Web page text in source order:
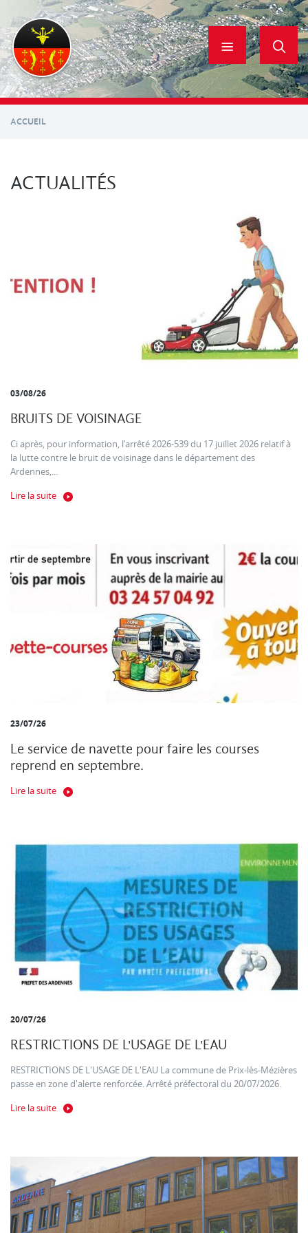
contenu
principal
ACCUEIL
ACTUALITÉS
03/08/26
BRUITS DE VOISINAGE
Ci après, pour information, l’arrêté 2026-539 du 17 juillet 2026 relatif à
la lutte contre le bruit de voisinage dans le département des
Ardennes,...
Lire la suite
23/07/26
Le service de navette pour faire les courses
reprend en septembre.
Lire la suite
20/07/26
RESTRICTIONS DE L'USAGE DE L'EAU
RESTRICTIONS DE L'USAGE DE L'EAU La commune de Prix-lès-Mézières
passe en zone d'alerte renforcée. Arrêté préfectoral du 20/07/2026.
Lire la suite